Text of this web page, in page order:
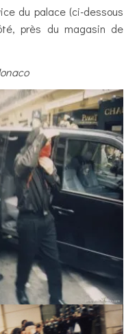
du palace (ci-dessous
près du magasin de